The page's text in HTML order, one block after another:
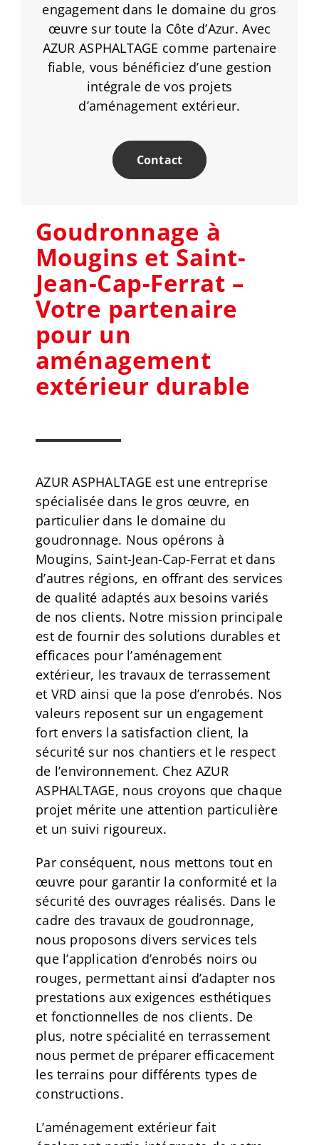
engagement dans le domaine du gros
œuvre sur toute la Côte d’Azur. Avec
AZUR ASPHALTAGE comme partenaire
fiable, vous bénéficiez d’une gestion
intégrale de vos projets
d’aménagement extérieur.
Contact
Goudronnage à
Mougins et Saint-
Jean-Cap-Ferrat –
Votre partenaire
pour un
aménagement
extérieur durable
AZUR ASPHALTAGE est une entreprise
spécialisée dans le gros œuvre, en
particulier dans le domaine du
goudronnage. Nous opérons à
Mougins, Saint-Jean-Cap-Ferrat et dans
d’autres régions, en offrant des services
de qualité adaptés aux besoins variés
de nos clients. Notre mission principale
est de fournir des solutions durables et
efficaces pour l’aménagement
extérieur, les travaux de terrassement
et VRD ainsi que la pose d’enrobés. Nos
valeurs reposent sur un engagement
fort envers la satisfaction client, la
sécurité sur nos chantiers et le respect
de l’environnement. Chez AZUR
ASPHALTAGE, nous croyons que chaque
projet mérite une attention particulière
et un suivi rigoureux.
Par conséquent, nous mettons tout en
œuvre pour garantir la conformité et la
sécurité des ouvrages réalisés. Dans le
cadre des travaux de goudronnage,
nous proposons divers services tels
que l’application d’enrobés noirs ou
rouges, permettant ainsi d’adapter nos
prestations aux exigences esthétiques
et fonctionnelles de nos clients. De
plus, notre spécialité en terrassement
nous permet de préparer efficacement
les terrains pour différents types de
constructions.
L’aménagement extérieur fait